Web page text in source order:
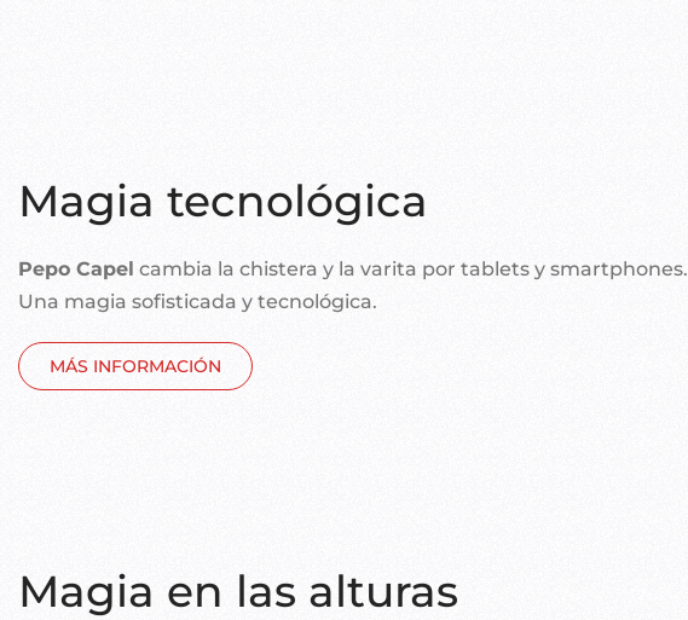
Magia tecnológica
Pepo Capel cambia la chistera y la varita por tablets y smartphones.
Una magia sofisticada y tecnológica.
MÁS INFORMACIÓN
Magia en las alturas